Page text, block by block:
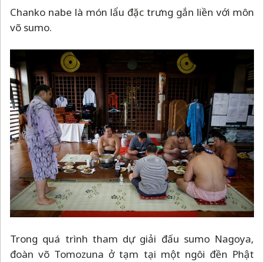
Chanko nabe là món lẩu đặc trưng gắn liền với môn
võ sumo.
Trong quá trình tham dự giải đấu sumo Nagoya,
đoàn võ Tomozuna ở tạm tại một ngôi đền Phật